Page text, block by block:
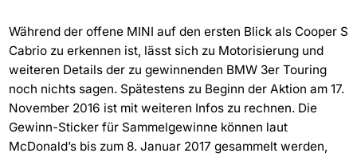
Während der offene MINI auf den ersten Blick als Cooper S
Cabrio zu erkennen ist, lässt sich zu Motorisierung und
weiteren Details der zu gewinnenden BMW 3er Touring
noch nichts sagen. Spätestens zu Beginn der Aktion am 17.
November 2016 ist mit weiteren Infos zu rechnen. Die
Gewinn-Sticker für Sammelgewinne können laut
McDonald’s bis zum 8. Januar 2017 gesammelt werden,